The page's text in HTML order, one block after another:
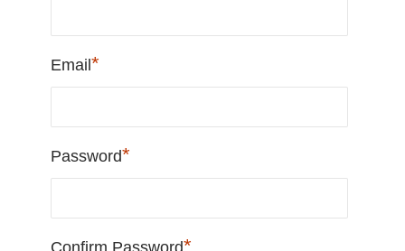
Email*
Password*
Confirm Password*